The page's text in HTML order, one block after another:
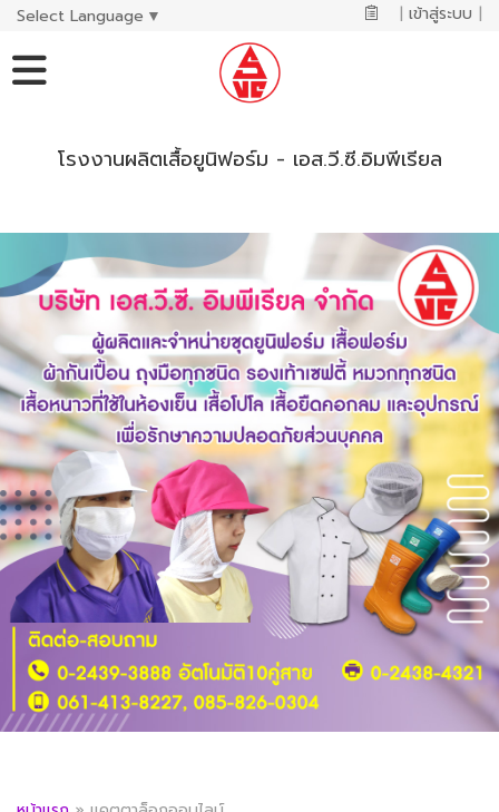
Select Language ▼ | เข้าสู่ระบบ |
โรงงานผลิตเสื้อยูนิฟอร์ม - เอส.วี.ซี.อิมพีเรียล